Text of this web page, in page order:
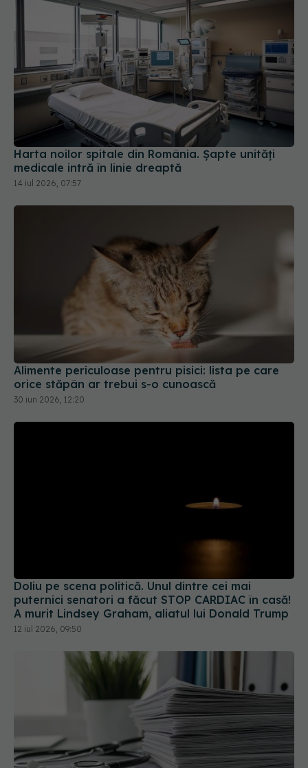
Harta noilor spitale din România. Șapte unități
medicale intră în linie dreaptă
14 iul 2026, 07:57
Alimente periculoase pentru pisici: lista pe care
orice stăpân ar trebui s-o cunoască
30 iun 2026, 12:20
Doliu pe scena politică. Unul dintre cei mai
puternici senatori a făcut STOP CARDIAC în casă!
A murit Lindsey Graham, aliatul lui Donald Trump
12 iul 2026, 09:50